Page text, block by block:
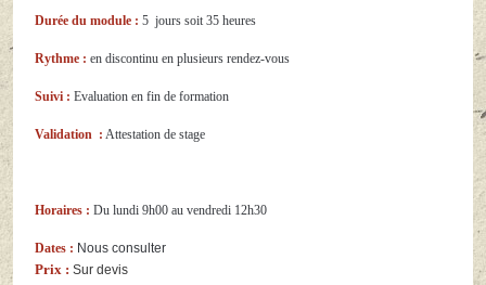
Durée du module : 5 jours soit 35 heures
Rythme : en discontinu en plusieurs rendez-vous
Suivi : Evaluation en fin de formation
Validation : Attestation de stage
Horaires : Du lundi 9h00 au vendredi 12h30
Dates : Nous consulter
Prix :Sur devis